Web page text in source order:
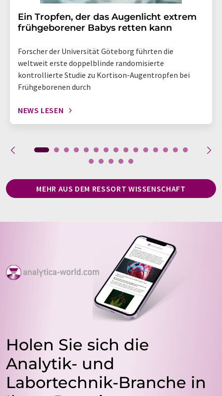
Ein Tropfen, der das Augenlicht extrem
frühgeborener Babys retten kann
Forscher der Universität Göteborg führten die
weltweit erste doppelblinde randomisierte
kontrollierte Studie zu Kortison-Augentropfen bei
Frühgeborenen durch
NEWS LESEN
MEHR AUS DEM RESSORT WISSENSCHAFT
Holen Sie sich die
Analytik- und
Labortechnik-Branche in